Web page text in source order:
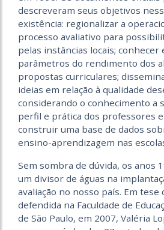
descreveram seus objetivos
existência: regionalizar a
processo avaliativo para
pelas instâncias locais;
parâmetros do rendimento dos
propostas curriculares;
ideias em relação à qualidade
considerando o conhecimento a
perfil e prática dos professores
construir uma base de dados
ensino-aprendizagem nas
Sem sombra de dúvida, os anos
um divisor de águas na
avaliação no nosso país. Em tese
defendida na Faculdade de
de São Paulo, em 2007, Valéria